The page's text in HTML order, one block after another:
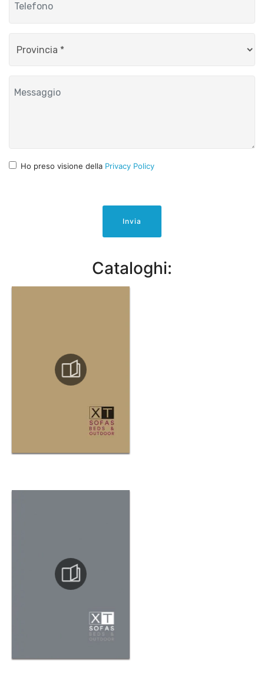
Ho preso visione della Privacy Policy
Invia
Cataloghi: